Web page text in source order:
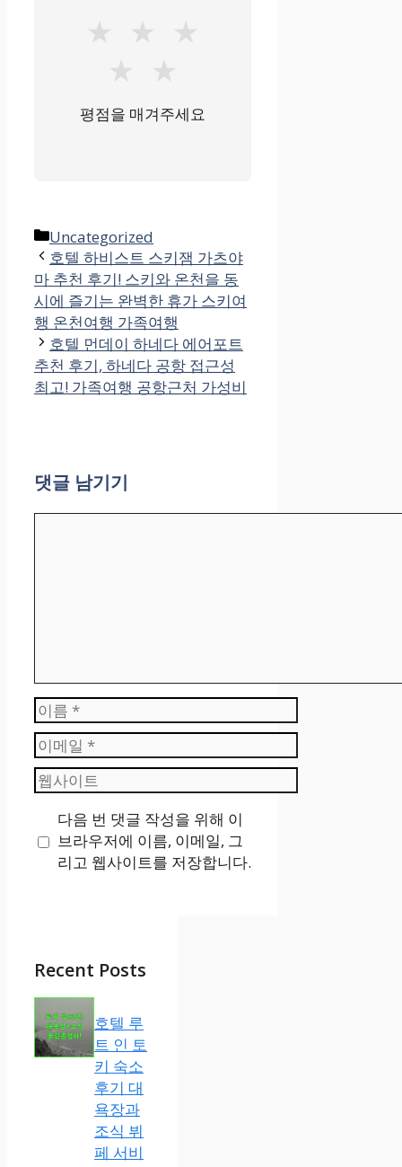
★ ★
★
★
★
평점을 매겨주세요
카
테
고
리
Uncategorized
호텔 하비스트 스키잼 가츠야
마 추천 후기! 스키와 온천을 동
시에 즐기는 완벽한 휴가 스키여
행 온천여행 가족여행
호텔 먼데이 하네다 에어포트
추천 후기, 하네다 공항 접근성
최고! 가족여행 공항근처 가성비
댓글 남기기
이
름
이
메
일
웹
사
트
다음 번 댓글 작성을 위해 이
브라우저에 이름, 이메일, 그
리고 웹사이트를 저장합니다.
Recent Posts
호텔 루
트 인 토
키 숙소
후기 대
욕장과
조식 뷔
페 서비